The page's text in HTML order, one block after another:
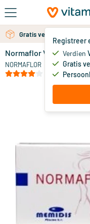
Ga naar de hoofdinhoud
Registreer
Verdien
Gratis
Gratis verzending vanaf
Normaflor
NORMAFLOR
(35)